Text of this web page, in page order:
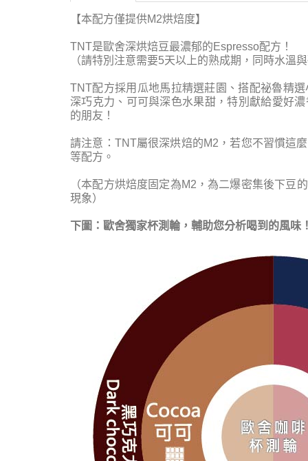
【本配方僅提供M2烘焙度】
TNT是歐舍深烘焙豆最濃郁的Espresso配方！
（請特別注意需要5天以上的熟成期，同時水溫
TNT配方採用瓜地馬拉精選莊園、搭配祕魯精
深巧克力、可可與深色水果甜，特別獻給愛好
的朋友！
請注意：TNT屬很深烘焙的M2，若您不習慣這
等配方。
（本配方烘焙度固定為M2，為二爆密集後下豆
現象）
下圖：歐舍獨家杯測輪，輔助您分析喝到的風味